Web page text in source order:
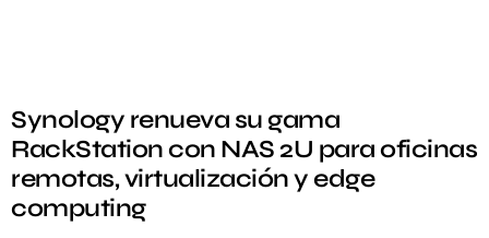
Synology renueva su gama
RackStation con NAS 2U para oficinas
remotas, virtualización y edge
computing